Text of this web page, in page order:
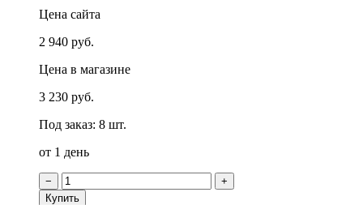
Цена сайта
2 940 руб.
Цена в магазине
3 230 руб.
Под заказ: 8 шт.
от 1 день
−
+
Купить